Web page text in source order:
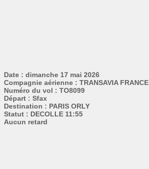
Date : dimanche 17 mai 2026
Compagnie aérienne : TRANSAVIA FRANCE
Numéro du vol : TO8099
Départ : Sfax
Destination : PARIS ORLY
Statut : DECOLLE 11:55
Aucun retard